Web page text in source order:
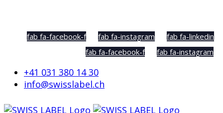
fab fa-facebook-f fab fa-instagram
fab fa-linkedin
fab fa-facebook-f
fab fa-instagram
+41 031 380 14 30
info@swisslabel.ch